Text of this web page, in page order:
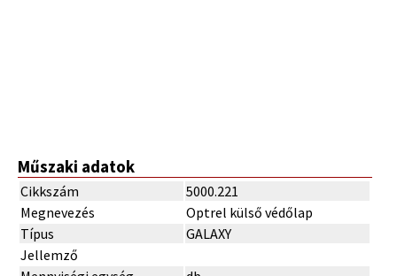
Műszaki adatok
Cikkszám
5000.221
Megnevezés
Optrel külső védőlap
Típus
GALAXY
Jellemző